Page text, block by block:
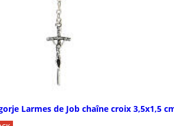
Larmes de Job chaîne croix 3,5x1,5